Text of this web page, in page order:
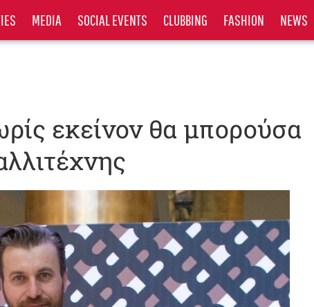
MEDIA SOCIAL EVENTS CLUBBING FASHION NEWS
εκείνον θα μπορούσα